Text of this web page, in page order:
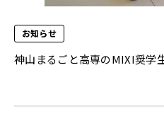
お知らせ
神山まるごと高専のMIXI奨学